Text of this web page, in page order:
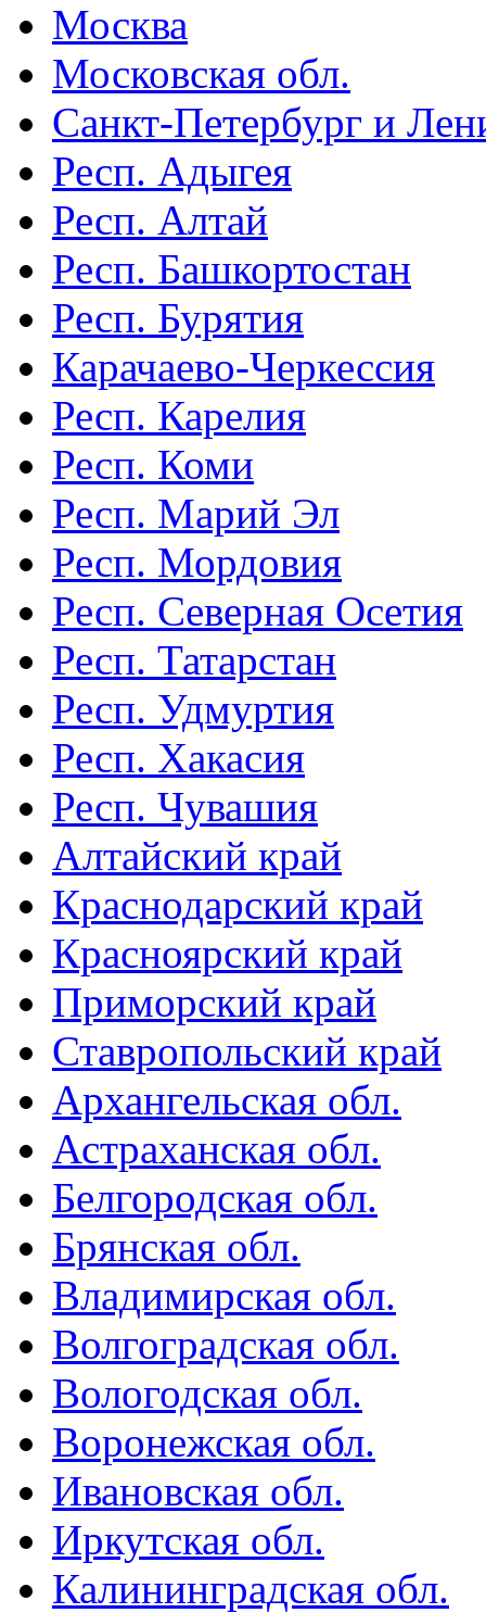
Москва
Московская обл.
Санкт-Петербург и
Респ. Адыгея
Респ. Алтай
Респ. Башкортостан
Респ. Бурятия
Карачаево-Черкессия
Респ. Карелия
Респ. Коми
Респ. Марий Эл
Респ. Мордовия
Респ. Северная Осетия
Респ. Татарстан
Респ. Удмуртия
Респ. Хакасия
Респ. Чувашия
Алтайский край
Краснодарский край
Красноярский край
Приморский край
Ставропольский край
Архангельская обл.
Астраханская обл.
Белгородская обл.
Брянская обл.
Владимирская обл.
Волгоградская обл.
Вологодская обл.
Воронежская обл.
Ивановская обл.
Иркутская обл.
Калининградская обл.